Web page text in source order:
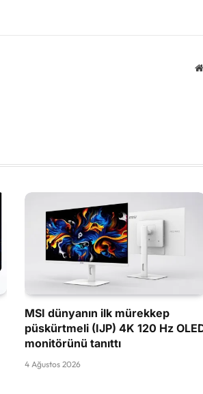
MSI dünyanın ilk mürekkep
püskürtmeli (IJP) 4K 120 Hz
monitörünü tanıttı
4 Ağustos 2026